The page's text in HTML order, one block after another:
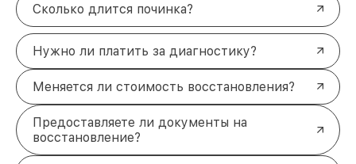
Сколько длится починка?
Нужно ли платить за диагностику?
Меняется ли стоимость восстановления?
Предоставляете ли документы на
восстановление?